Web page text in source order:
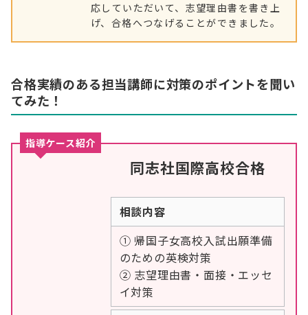
応していただいて、志望理由書を書き上
げ、合格へつなげることができました。
合格実績のある担当講師に対策のポイントを聞い
てみた！
指導ケース紹介
同志社国際高校合格
相談内容
① 帰国子女高校入試出願準備
のための英検対策
② 志望理由書・面接・エッセ
イ対策